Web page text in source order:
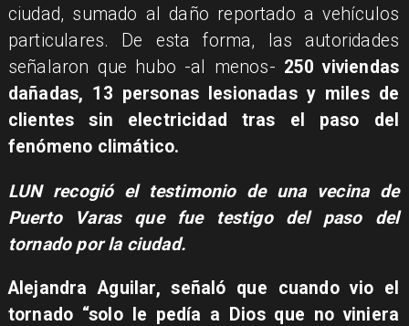
ciudad, sumado al daño reportado a vehículos
particulares. De esta forma, las autoridades
señalaron que hubo -al menos- 250 viviendas
dañadas, 13 personas lesionadas y miles de
clientes sin electricidad tras el paso del
fenómeno climático.
LUN recogió el testimonio de una vecina de
Puerto Varas que fue testigo del paso del
tornado por la ciudad.
Alejandra Aguilar, señaló que cuando vio el
tornado “solo le pedía a Dios que no viniera